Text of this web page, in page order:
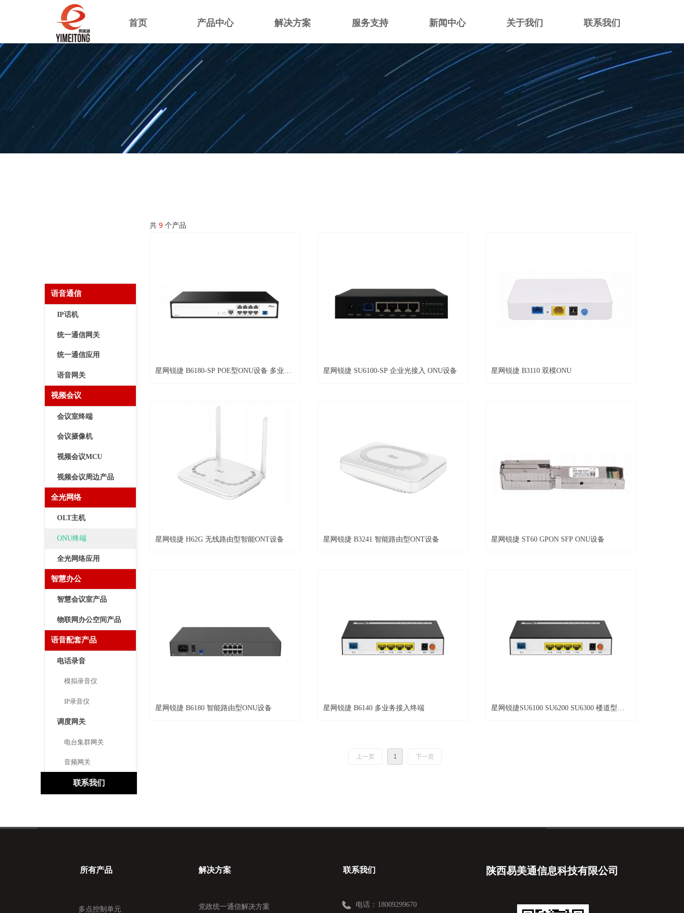
首页 产品中心 解决方案 服务支持 新闻中心 关于我们 联系我们
共 9 个产品
星网锐捷 B6180-SP POE型ONU设备 多业务
星网锐捷 SU6100-SP 企业光接入 ONU设备 星网锐捷 B3110 双模ONU
星网锐捷 H62G 无线路由型智能ONT设备 星网锐捷 B3241 智能路由型ONT设备 星网锐捷 ST60 GPON SFP ONU设备
星网锐捷 B6180 智能路由型ONU设备 星网锐捷 B6140 多业务接入终端
星网锐捷SU6100 SU6200 SU6300 楼道型智
上一页 1 下一页
语音通信
IP话机
统一通信网关
统一通信应用
语音网关
视频会议
会议室终端
会议摄像机
视频会议MCU
视频会议周边产品
全光网络
OLT主机
ONU终端
全光网络应用
智慧办公
智慧会议室产品
物联网办公空间产品
语音配套产品
电话录音
模拟录音仪
IP录音仪
调度网关
电台集群网关
音频网关
联系我们
陕西易美通信息科技有限公司
电话： 18009299670
联系我们
解决方案
党政统一通信解决方案
多点控制单元
所有产品